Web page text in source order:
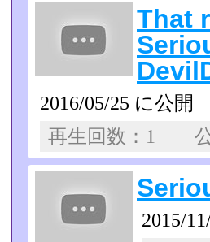
That
2016/05/25 に公開
再生回数：1
2015/